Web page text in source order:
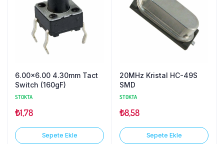
6.00×6.00 4.30mm Tact
Switch (160gF)
STOKTA
₺1,78
Sepete Ekle
20MHz Kristal HC-49S
SMD
STOKTA
₺8,58
Sepete Ekle